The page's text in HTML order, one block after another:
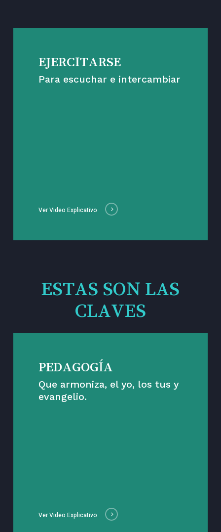
EJERCITARSE
Para escuchar e intercambiar
Ver Video Explicativo
ESTAS SON LAS
CLAVES
PEDAGOGÍA
Que armoniza, el yo, los tus y
evangelio.
Ver Video Explicativo